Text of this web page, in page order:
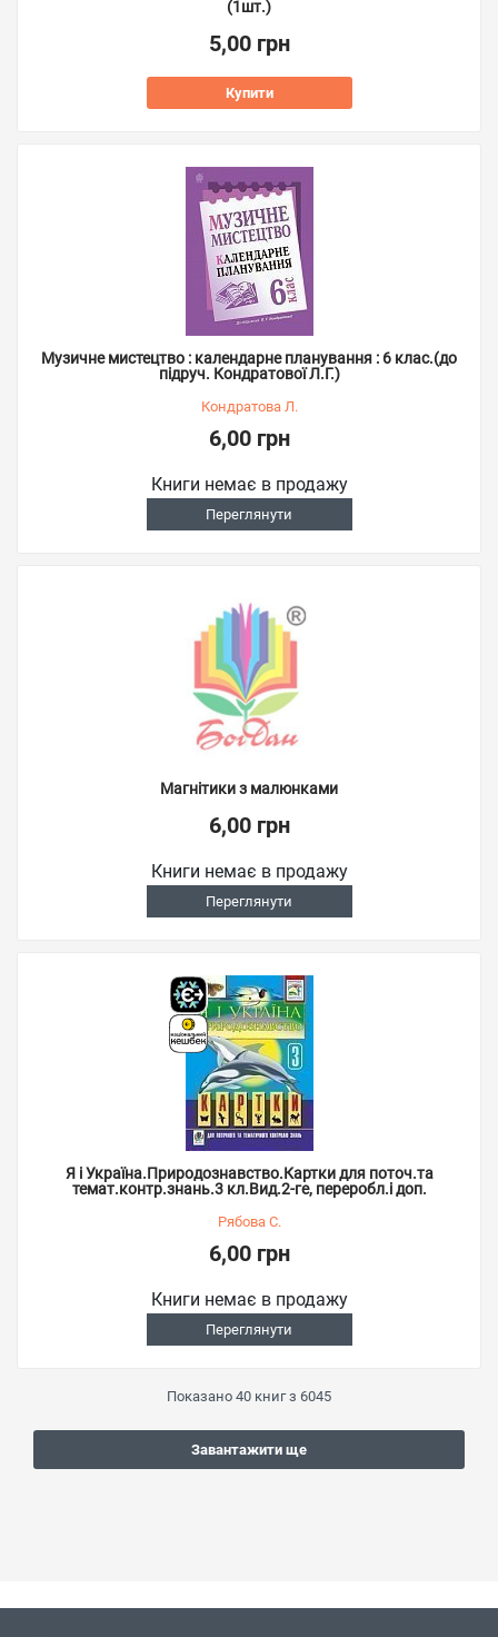
(1шт.)
5,00 грн
Купити
Музичне мистецтво : календарне планування : 6 клас.(до
підруч. Кондратової Л.Г.)
Кондратова Л.
6,00 грн
Книги немає в продажу
Переглянути
Магнітики з малюнками
6,00 грн
Книги немає в продажу
Переглянути
Я і Україна.Природознавство.Картки для поточ.та
темат.контр.знань.3 кл.Вид.2-ге, переробл.і доп.
Рябова С.
6,00 грн
Книги немає в продажу
Переглянути
Показано 40 книг з 6045
Завантажити ще